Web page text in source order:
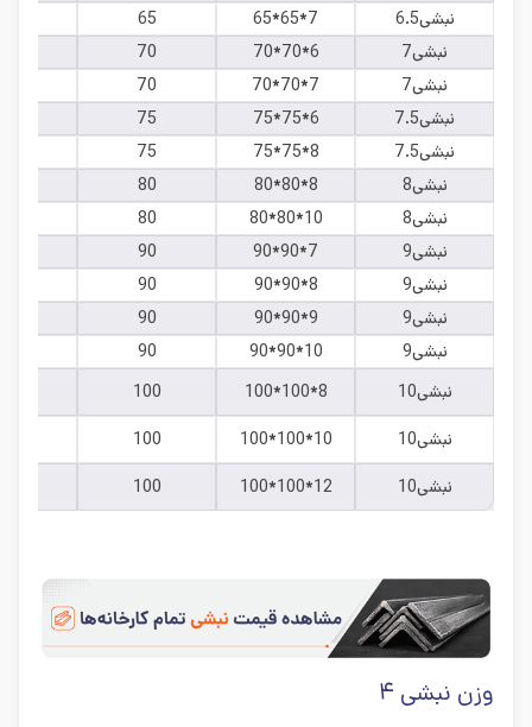
نبشی6.5
65*65*7
65
نبشی7
70*70*6
70
نبشی7
70*70*7
70
نبشی7.5
75*75*6
75
نبشی7.5
75*75*8
75
نبشی8
80*80*8
80
نبشی8
80*80*10
80
نبشی9
90*90*7
90
نبشی9
90*90*8
90
نبشی9
90*90*9
90
نبشی9
90*90*10
90
نبشی10
100*100*8
100
نبشی10
100*100*10
100
نبشی10
100*100*12
100
وزن نبشی ۴